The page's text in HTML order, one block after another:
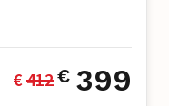
€ 412€ 399